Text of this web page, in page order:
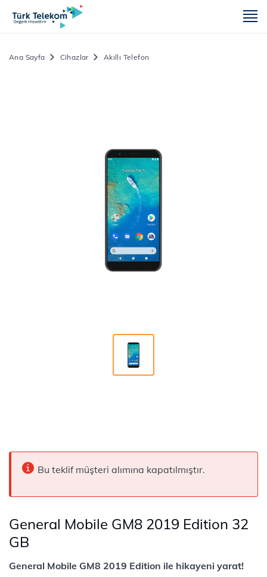
Ana Sayfa Cihazlar Akıllı Telefon
Bu teklif müşteri alımına kapatılmıştır.
General Mobile GM8 2019 Edition 32
GB
General Mobile GM8 2019 Edition ile hikayeni yarat!